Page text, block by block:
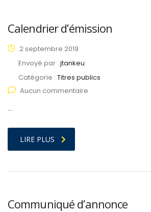
Calendrier d’émission
2 septembre 2019
Envoyé par : jtankeu
Catégorie : Titres publics
Aucun commentaire
…
LIRE PLUS
Communiqué d’annonce